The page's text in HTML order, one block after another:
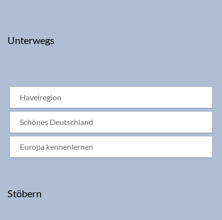
Unterwegs
Havelregion
Schönes Deutschland
Europa kennenlernen
Stöbern